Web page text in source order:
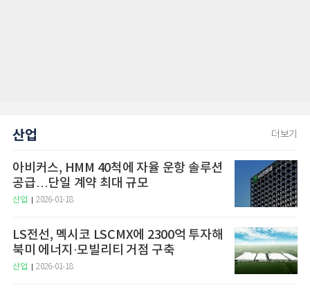
산업 더보기
아비커스, HMM 40척에 자율 운항 솔루션
공급…단일 계약 최대 규모
산업 2026-01-18
LS전선, 멕시코 LSCMX에 2300억 투자해
북미 에너지·모빌리티 거점 구축
산업 2026-01-18